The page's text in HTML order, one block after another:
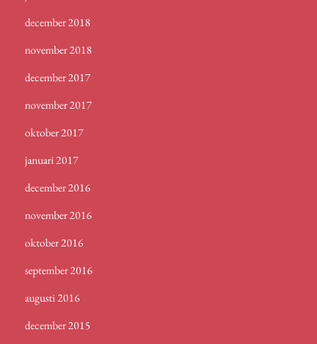
december 2018
november 2018
december 2017
november 2017
oktober 2017
januari 2017
december 2016
november 2016
oktober 2016
september 2016
augusti 2016
december 2015